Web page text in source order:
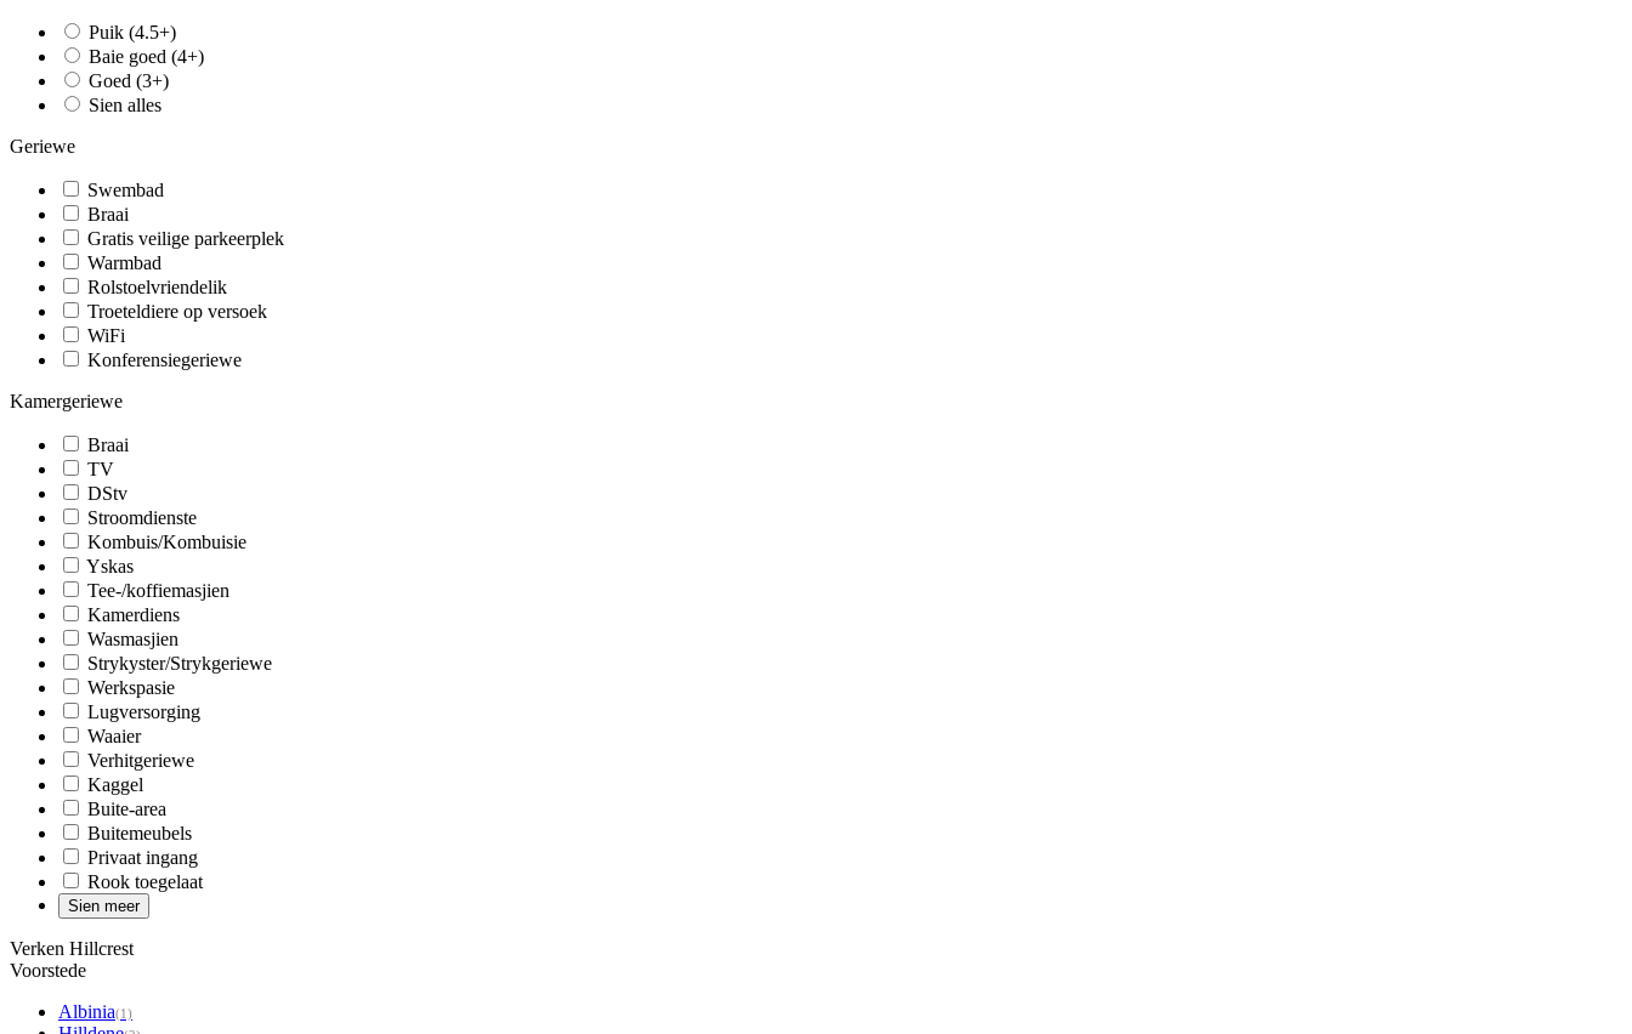
Puik (4.5+)
Baie goed (4+)
Goed (3+)
Sien alles
Geriewe
Swembad
Braai
Gratis veilige parkeerplek
Warmbad
Rolstoelvriendelik
Troeteldiere op versoek
WiFi
Konferensiegeriewe
Kamergeriewe
Braai
TV
DStv
Stroomdienste
Kombuis/Kombuisie
Yskas
Tee-/koffiemasjien
Kamerdiens
Wasmasjien
Strykyster/Strykgeriewe
Werkspasie
Lugversorging
Waaier
Verhitgeriewe
Kaggel
Buite-area
Buitemeubels
Privaat ingang
Rook toegelaat
Sien meer
Verken Hillcrest
Voorstede
Albinia(1)